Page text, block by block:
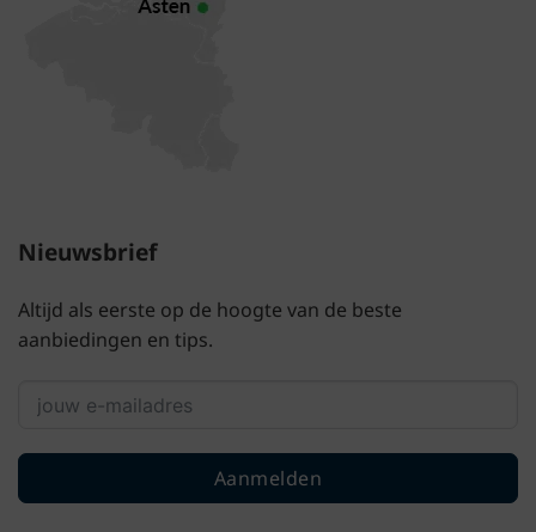
Nieuwsbrief
Altijd als eerste op de hoogte van de beste
aanbiedingen en tips.
Aanmelden